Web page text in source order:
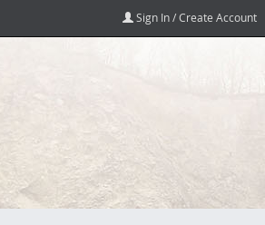
Sign In / Create Account